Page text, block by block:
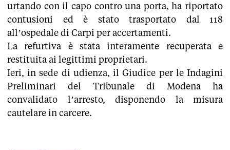
urtando con il capo contro una porta, ha riportato
contusioni ed è stato trasportato dal 118
all’ospedale di Carpi per accertamenti.
La refurtiva è stata interamente recuperata e
restituita ai legittimi proprietari.
Ieri, in sede di udienza, il Giudice per le Indagini
Preliminari del Tribunale di Modena ha
convalidato l’arresto, disponendo la misura
cautelare in carcere.